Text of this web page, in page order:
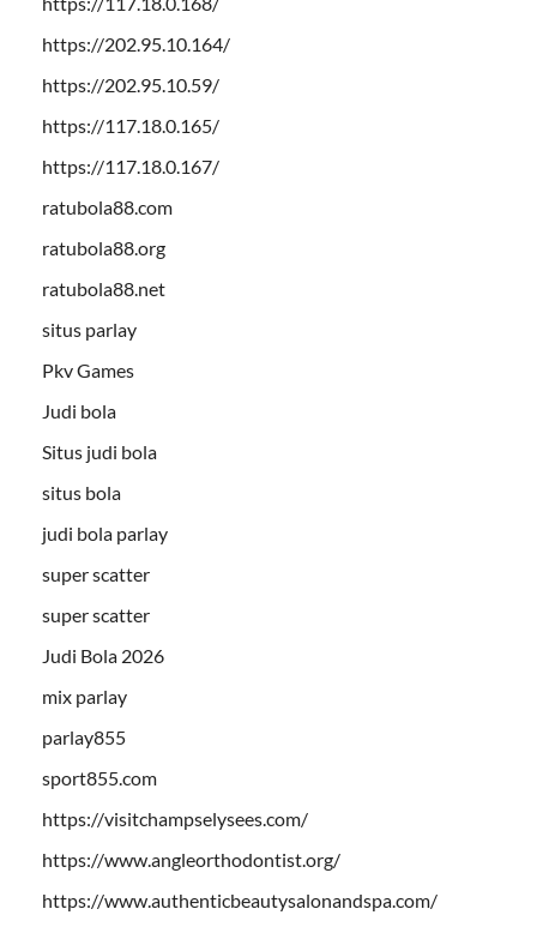
https://202.95.10.164/
https://202.95.10.59/
https://117.18.0.165/
https://117.18.0.167/
ratubola88.com
ratubola88.org
ratubola88.net
situs parlay
Pkv Games
Judi bola
Situs judi bola
situs bola
judi bola parlay
super scatter
super scatter
Judi Bola 2026
mix parlay
parlay855
sport855.com
https://visitchampselysees.com/
https://www.angleorthodontist.org/
https://www.authenticbeautysalonandspa.com/